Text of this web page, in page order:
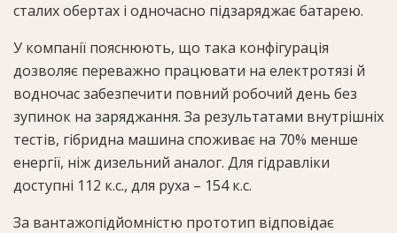
сталих обертах і одночасно підзаряджає батарею.
У компанії пояснюють, що така конфігурація
дозволяє переважно працювати на електротязі й
водночас забезпечити повний робочий день без
зупинок на заряджання. За результатами внутрішніх
тестів, гібридна машина споживає на 70% менше
енергії, ніж дизельний аналог. Для гідравліки
доступні 112 к.с., для руха – 154 к.с.
За вантажопідйомністю прототип відповідає